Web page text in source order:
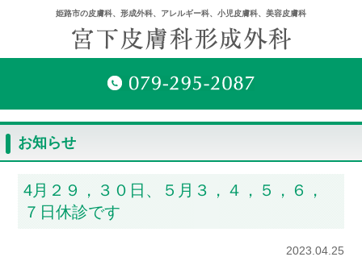
姫路市の皮膚科、形成外科、アレルギー科、小児皮膚科、美容皮膚科
お知らせ
4月２９，３０日、５月３，４，５，６，
７日休診です
2023.04.25